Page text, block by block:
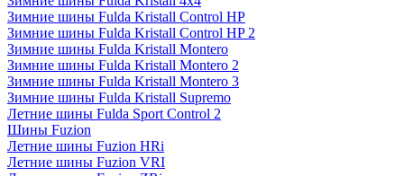
Зимние шины Fulda Kristall Control HP
Зимние шины Fulda Kristall Control HP 2
Зимние шины Fulda Kristall Montero
Зимние шины Fulda Kristall Montero 2
Зимние шины Fulda Kristall Montero 3
Зимние шины Fulda Kristall Supremo
Летние шины Fulda Sport Control 2
Шины Fuzion
Летние шины Fuzion HRi
Летние шины Fuzion VRI